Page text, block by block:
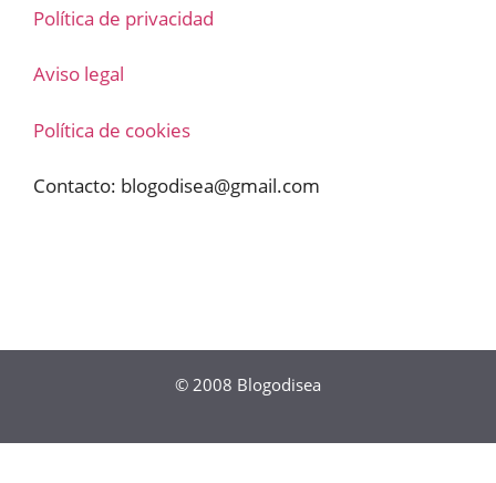
Política de privacidad
Aviso legal
Política de cookies
Contacto: blogodisea@gmail.com
© 2008 Blogodisea